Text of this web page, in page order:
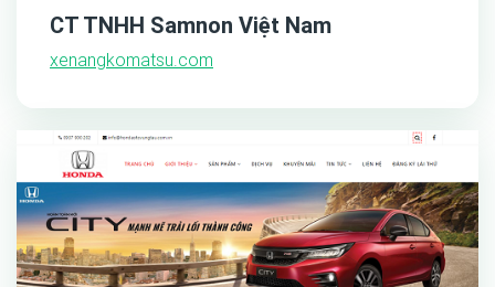
CT TNHH Samnon Việt Nam
xenangkomatsu.com